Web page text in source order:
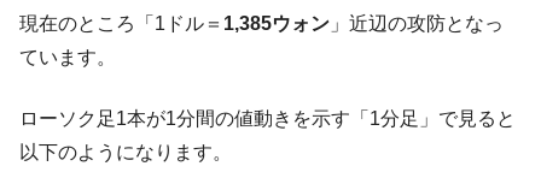
に韓国がいっちょがみしたのでは。
『Money1』
『Money1』
在韓米国大使スティールが着韓！⇒ さっそ
現在のところ「1ドル＝ 1,385ウォン 」近辺の攻防となっ
ています。
ローソク足1本が1分間の値動きを示す「1分足」で見ると
以下のようになります。